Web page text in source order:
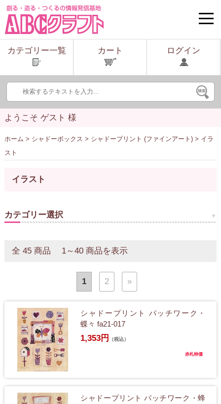
toggle
カテゴリー一覧
カート ログイン
ようこそ ゲスト 様
ホーム > シャドーボックス > シャドープリント (ファインアート)> イラ
スト
イラスト
カテゴリー選択
全 45 商品 1～40 商品を表示
1 2 »
シャドープリント パッチワーク・
蝶々 fa21-017
1,353円 （税込）
赤札特価
シャドープリント パッチワーク・蜂